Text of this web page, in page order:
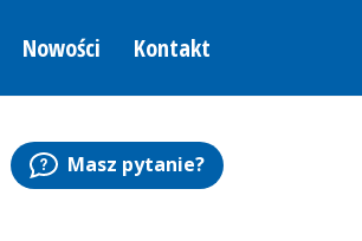
Nowości Kontakt
Masz pytanie?